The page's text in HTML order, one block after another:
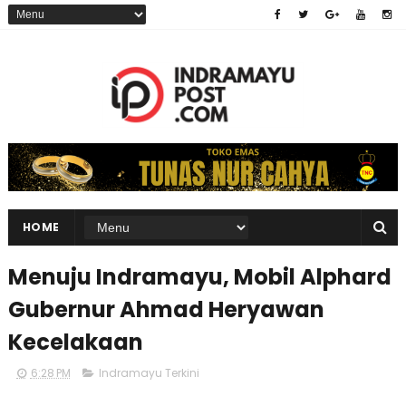
HOME
Menuju Indramayu, Mobil Alphard
Gubernur Ahmad Heryawan
Kecelakaan
6:28 PM Indramayu Terkini